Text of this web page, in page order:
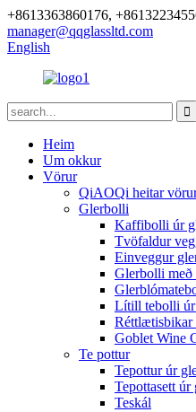
+8613363860176,
manager@qqglassltd.com
English
Heim
Um okkur
Vörur
QiAOQi heitar
Glerbolli
Kaffibolli úr
Tvöfaldur
Einveggur
Glerbolli með
Lítill tebolli
Réttlætisbikar
Goblet Wine
Te pottur
Tepottur úr
Tepottasett úr
Teskál